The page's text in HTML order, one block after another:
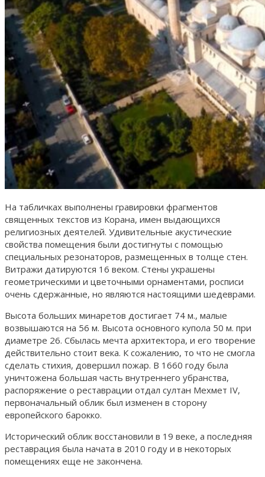
На табличках выполнены гравировки фрагментов
священных текстов из Корана, имен выдающихся
религиозных деятелей. Удивительные акустические
свойства помещения были достигнуты с помощью
специальных резонаторов, размещенных в толще стен.
Витражи датируются 16 веком. Стены украшены
геометрическими и цветочными орнаментами, росписи
очень сдержанные, но являются настоящими шедеврами.
Высота больших минаретов достигает 74 м., малые
возвышаются на 56 м. Высота основного купола 50 м. при
диаметре 26. Сбылась мечта архитектора, и его творение
действительно стоит века. К сожалению, то что не смогла
сделать стихия, довершил пожар. В 1660 году была
уничтожена большая часть внутреннего убранства,
распоряжение о реставрации отдал султан Мехмет IV,
первоначальный облик был изменен в сторону
европейского барокко.
Исторический облик восстановили в 19 веке, а последняя
реставрация была начата в 2010 году и в некоторых
помещениях еще не закончена.